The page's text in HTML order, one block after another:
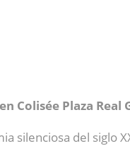
Colisée Plaza Real
silenciosa del siglo